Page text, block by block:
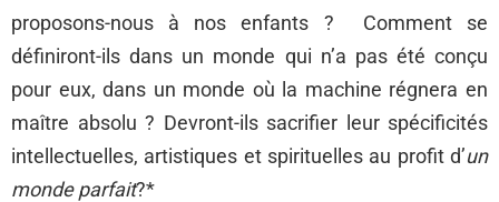
proposons-nous à nos enfants ? Comment se
définiront-ils dans un monde qui n’a pas été conçu
pour eux, dans un monde où la machine régnera en
maître absolu ? Devront-ils sacrifier leur spécificités
intellectuelles, artistiques et spirituelles au profit d’un
monde parfait?*